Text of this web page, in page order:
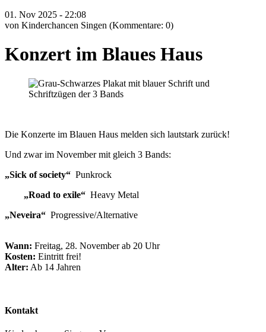
01. Nov 2025 - 22:08
von Kinderchancen Singen (Kommentare: 0)
Konzert im Blaues Haus
Die Konzerte im Blauen Haus melden sich lautstark zurück!
Und zwar im November mit gleich 3 Bands:
„Sick of society“ Punkrock
„Road to exile“ Heavy Metal
„Neveira“ Progressive/Alternative
Wann: Freitag, 28. November ab 20 Uhr
Kosten: Eintritt frei!
Alter: Ab 14 Jahren
Kontakt